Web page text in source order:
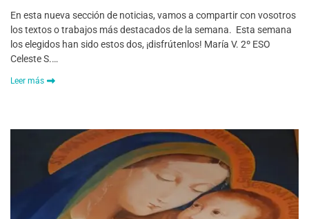
En esta nueva sección de noticias, vamos a compartir con vosotros
los textos o trabajos más destacados de la semana. Esta semana
los elegidos han sido estos dos, ¡disfrútenlos! María V. 2º ESO
Celeste S.…
Leer más